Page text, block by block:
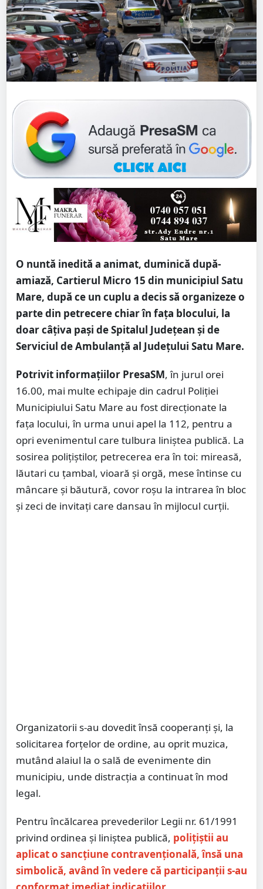
O nuntă inedită a animat, duminică după-
amiază, Cartierul Micro 15 din municipiul Satu
Mare, după ce un cuplu a decis să organizeze o
parte din petrecere chiar în fața blocului, la
doar câțiva pași de Spitalul Județean și de
Serviciul de Ambulanță al Județului Satu Mare.
Potrivit informațiilor PresaSM, în jurul orei
16.00, mai multe echipaje din cadrul Poliției
Municipiului Satu Mare au fost direcționate la
fața locului, în urma unui apel la 112, pentru a
opri evenimentul care tulbura liniștea publică. La
sosirea polițiștilor, petrecerea era în toi: mireasă,
lăutari cu țambal, vioară și orgă, mese întinse cu
mâncare și băutură, covor roșu la intrarea în bloc
și zeci de invitați care dansau în mijlocul curții.
Organizatorii s-au dovedit însă cooperanți și, la
solicitarea forțelor de ordine, au oprit muzica,
mutând alaiul la o sală de evenimente din
municipiu, unde distracția a continuat în mod
legal.
Pentru încălcarea prevederilor Legii nr. 61/1991
privind ordinea și liniștea publică, polițiștii au
aplicat o sancțiune contravențională, însă una
simbolică, având în vedere că participanții s-au